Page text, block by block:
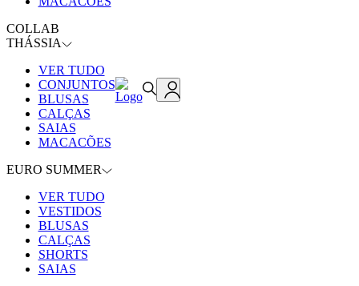
COLLAB
THÁSSIA
VER TUDO
CONJUNTOS
BLUSAS
CALÇAS
SAIAS
MACACÕES
EURO SUMMER
VER TUDO
VESTIDOS
BLUSAS
CALÇAS
SHORTS
SAIAS